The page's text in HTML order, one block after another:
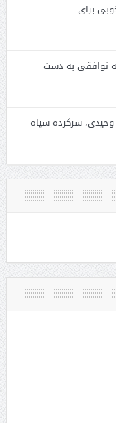
برای
که توافقی به دست
وحیدی، سرکرده سپاه